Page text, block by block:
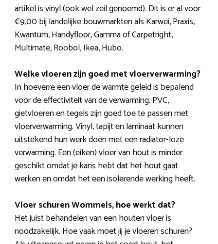
artikel is vinyl (ook wel zeil genoemd). Dit is er al voor
€9,00 bij landelijke bouwmarkten als Karwei, Praxis,
Kwantum, Handyfloor, Gamma of Carpetright,
Multimate, Roobol, Ikea, Hubo.
Welke vloeren zijn goed met vloerverwarming?
In hoeverre een vloer de warmte geleid is bepalend
voor de effectiviteit van de verwarming. PVC,
gietvloeren en tegels zijn goed toe te passen met
vloerverwarming. Vinyl, tapijt en laminaat kunnen
uitstekend hun werk doen met een radiator-loze
verwarming. Een (eiken) vloer van hout is minder
geschikt omdat je kans hebt dat het hout gaat
werken en omdat het een isolerende werking heeft.
Vloer schuren Wommels, hoe werkt dat?
Het juist behandelen van een houten vloer is
noodzakelijk. Hoe vaak moet jij je vloeren schuren?